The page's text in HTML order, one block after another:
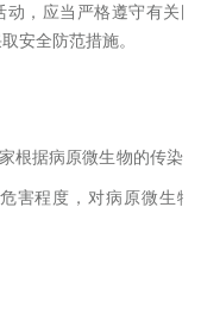
动，应当严格遵守有关
安全防范措施。
根据病原微生物的传染
害程度，对病原微生物